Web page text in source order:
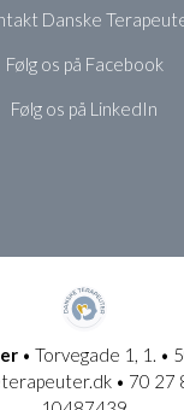
Danske
Følg os på Facebook
Følg os på LinkedIn
• Torvegade 1, 1. •
• 70 27